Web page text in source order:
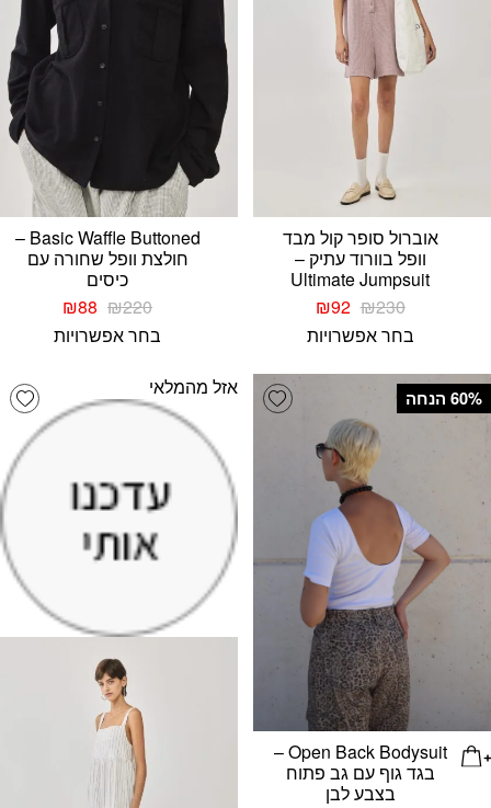
אוברול סופר קול מבד
וופל בוורוד עתיק –
Ultimate Jumpsuit
₪230
המחיר
המקורי
היה:
₪230.
₪92
הנוכחי
הוא:
₪92.
בחר אפשרויות
Basic Waffle Buttoned –
חולצת וופל שחורה עם
כיסים
₪220
המחיר
המקורי
היה:
₪88 המחיר
הנוכחי
הוא:בחר אפשרויות
Add wishlist ‫60% הנחה
Open Back Bodysuit –
בגד גוף עם גב פתוח
בצבע לבן
אזל מהמלאי